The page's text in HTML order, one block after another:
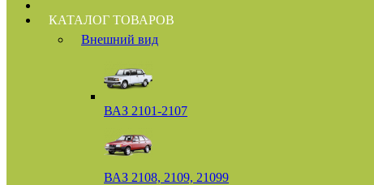
КАТАЛОГ ТОВАРОВ
Внешний вид
ВАЗ 2101-2107
ВАЗ 2108, 2109, 21099